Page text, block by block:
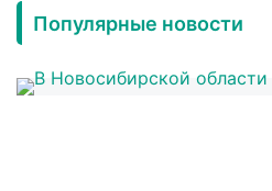
Популярные новости